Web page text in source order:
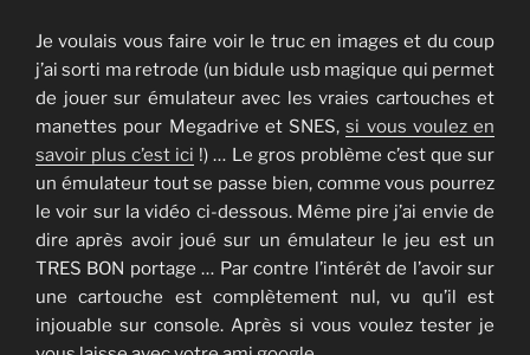
Je voulais vous faire voir le truc en images et du coup
j’ai sorti ma retrode (un bidule usb magique qui permet
de jouer sur émulateur avec les vraies cartouches et
manettes pour Megadrive et SNES,si vous voulez en
savoir plus c’est ici !) … Le gros problème c’est que sur
un émulateur tout se passe bien, comme vous pourrez
le voir sur la vidéo ci-dessous. Même pire j’ai envie de
dire après avoir joué sur un émulateur le jeu est un
TRES BON portage … Par contre l’intérêt de l’avoir sur
une cartouche est complètement nul, vu qu’il est
injouable sur console. Après si vous voulez tester je